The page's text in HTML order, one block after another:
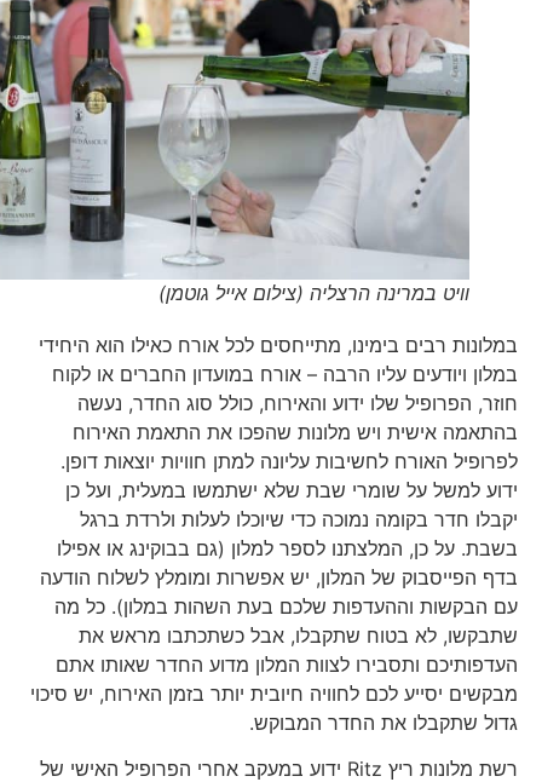
וויט במרינה הרצליה (צילום אייל גוטמן)
במלונות רבים בימינו, מתייחסים לכל אורח כאילו הוא היחידי
במלון ויודעים עליו הרבה – אורח במועדון החברים או לקוח
חוזר, הפרופיל שלו ידוע והאירוח, כולל סוג החדר, נעשה
בהתאמה אישית ויש מלונות שהפכו את התאמת האירוח
לפרופיל האורח לחשיבות עליונה למתן חוויות יוצאות דופן.
ידוע למשל על שומרי שבת שלא ישתמשו במעלית, ועל כן
יקבלו חדר בקומה נמוכה כדי שיוכלו לעלות ולרדת ברגל
בשבת. על כן, המלצתנו לספר למלון (גם בבוקינג או אפילו
בדף הפייסבוק של המלון, יש אפשרות ומומלץ לשלוח הודעה
עם הבקשות וההעדפות שלכם בעת השהות במלון). כל מה
שתבקשו, לא בטוח שתקבלו, אבל כשתכתבו מראש את
העדפותיכם ותסבירו לצוות המלון מדוע החדר שאותו אתם
מבקשים יסייע לכם לחוויה חיובית יותר בזמן האירוח, יש סיכוי
גדול שתקבלו את החדר המבוקש.
רשת מלונות ריץ Ritz ידוע במעקב אחרי הפרופיל האישי של